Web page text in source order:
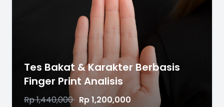
Tes Bakat & Karakter Berbasis
Finger Print Analisis
Rp 1,440,000 Rp 1,200,000